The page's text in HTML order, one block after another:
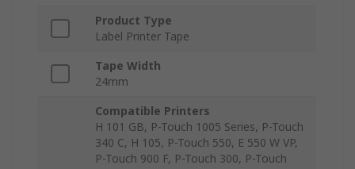
Product Type
Label Printer Tape
Tape Width
24mm
Compatible Printers
H 101 GB, P-Touch 1005 Series, P-Touch
340 C, H 105, P-Touch 550, E 550 W VP,
P-Touch 900 F, P-Touch 300, P-Touch